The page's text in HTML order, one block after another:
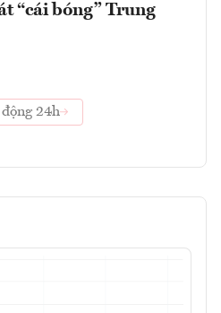
“cái bóng” Trung
24h